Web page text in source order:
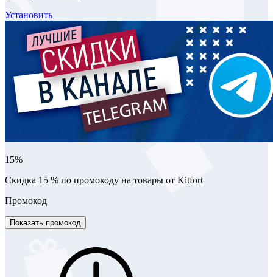
Установить
15%
Скидка 15 % по промокоду на товары от Kitfort
Промокод
Показать промокод